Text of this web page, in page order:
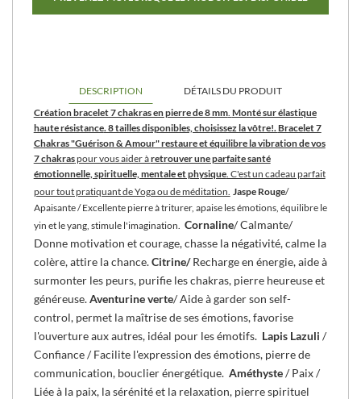
DESCRIPTION
DÉTAILS DU PRODUIT
Création bracelet 7 chakras en pierre de 8 mm. Monté sur élastique
haute résistance. 8 tailles disponibles, choisissez la vôtre!. Bracelet 7
Chakras "Guérison & Amour" restaure et équilibre la vibration de vos
7 chakraspour vous aider àretrouver une parfaite santé
émotionnelle, spirituelle, mentale et physique. C'est un cadeau parfait
pour tout pratiquant de Yoga ou de méditation. Jaspe Rouge/
Apaisante / Excellente pierre à triturer, apaise les émotions, équilibre le
yin et le yang, stimule l'imagination. Cornaline/ Calmante/
Donne motivation et courage, chasse la négativité, calme la
colère, attire la chance.Citrine/Recharge en énergie, aide à
surmonter les peurs, purifie les chakras, pierre heureuse et
généreuse.Aventurine verte/ Aide à garder son self-
control, permet la maîtrise de ses émotions, favorise
l'ouverture aux autres, idéal pour les émotifs. Lapis Lazuli /
Confiance / Facilite l'expression des émotions, pierre de
communication, bouclier énergétique. Améthyste/ Paix /
Liée à la paix, la sérénité et la relaxation, pierre spirituel